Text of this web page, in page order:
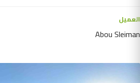
العميل
Abou Sleiman